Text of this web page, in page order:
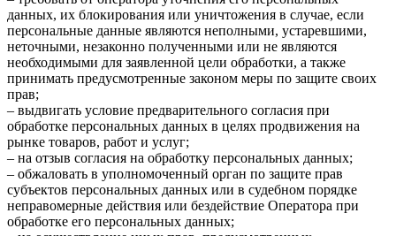
данных, их блокирования или уничтожения в случае, если
персональные данные являются неполными, устаревшими,
неточными, незаконно полученными или не являются
необходимыми для заявленной цели обработки, а также
принимать предусмотренные законом меры по защите своих
прав;
– выдвигать условие предварительного согласия при
обработке персональных данных в целях продвижения на
рынке товаров, работ и услуг;
– на отзыв согласия на обработку персональных данных;
– обжаловать в уполномоченный орган по защите прав
субъектов персональных данных или в судебном порядке
неправомерные действия или бездействие Оператора при
обработке его персональных данных;